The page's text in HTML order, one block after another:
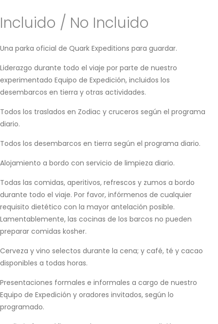
Incluido / No Incluido
Una parka oficial de Quark Expeditions para guardar.
Liderazgo durante todo el viaje por parte de nuestro
experimentado Equipo de Expedición, incluidos los
desembarcos en tierra y otras actividades.
Todos los traslados en Zodiac y cruceros según el programa
diario.
Todos los desembarcos en tierra según el programa diario.
Alojamiento a bordo con servicio de limpieza diario.
Todas las comidas, aperitivos, refrescos y zumos a bordo
durante todo el viaje. Por favor, infórmenos de cualquier
requisito dietético con la mayor antelación posible.
Lamentablemente, las cocinas de los barcos no pueden
preparar comidas kosher.
Cerveza y vino selectos durante la cena; y café, té y cacao
disponibles a todas horas.
Presentaciones formales e informales a cargo de nuestro
Equipo de Expedición y oradores invitados, según lo
programado.